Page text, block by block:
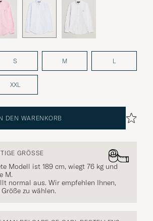
ist 189 cm, wiegt 76 kg und trägt die Größe
S M L
XXL
DEN WARENKORB
GRÖSSE
Modell ist 189 cm, wiegt 76 kg und
M.
normal aus. Wir empfehlen Ihnen,
zu wählen.